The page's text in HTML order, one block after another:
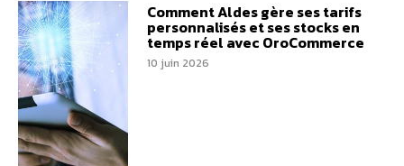
Comment Aldes gère ses tarifs
personnalisés et ses stocks en
temps réel avec OroCommerce
10 juin 2026